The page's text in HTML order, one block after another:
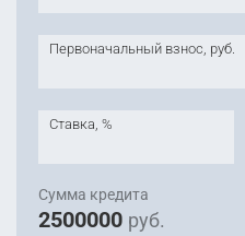
Первоначальный взнос, руб.
Ставка, %
Сумма кредита
2500000 руб.